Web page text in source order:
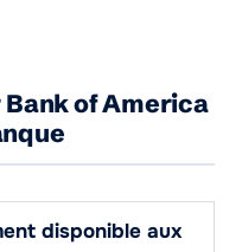
Bank of America
disponible aux